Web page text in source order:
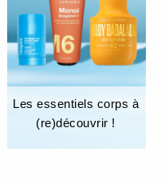
Les essentiels corps à
(re)découvrir !